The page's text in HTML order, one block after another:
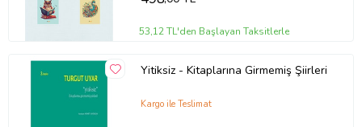
Tanıtım Metni
13,50 x 19,50 cm
53,12 TL'den Başlayan Taksitlerle
Yitiksiz - Kitaplarına Girmemiş Şiirleri
Kargo ile Teslimat